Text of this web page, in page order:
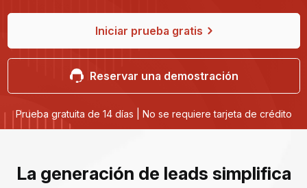
Iniciar prueba gratis
Reservar una demostración
Prueba gratuita de 14 días | No se requiere tarjeta de crédito
La generación de leads simplifica